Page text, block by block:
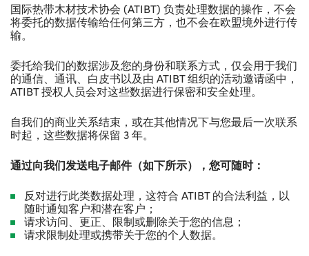
国际热带木材技术协会 (ATIBT) 负责处理数据的操作，不会
将委托的数据传输给任何第三方，也不会在欧盟境外进行传
输。
委托给我们的数据涉及您的身份和联系方式，仅会用于我们
的通信、通讯、白皮书以及由 ATIBT组织的活动邀请函中，
ATIBT授权人员会对这些数据进行保密和安全处理。
自我们的商业关系结束，或在其他情况下与您最后一次联系
时起，这些数据将保留 3年。
通过向我们发送电子邮件（如下所示），您可随时：
反对进行此类数据处理，这符合 ATIBT的合法利益，以
随时通知客户和潜在客户；
请求访问、更正、限制或删除关于您的信息；
请求限制处理或携带关于您的个人数据。